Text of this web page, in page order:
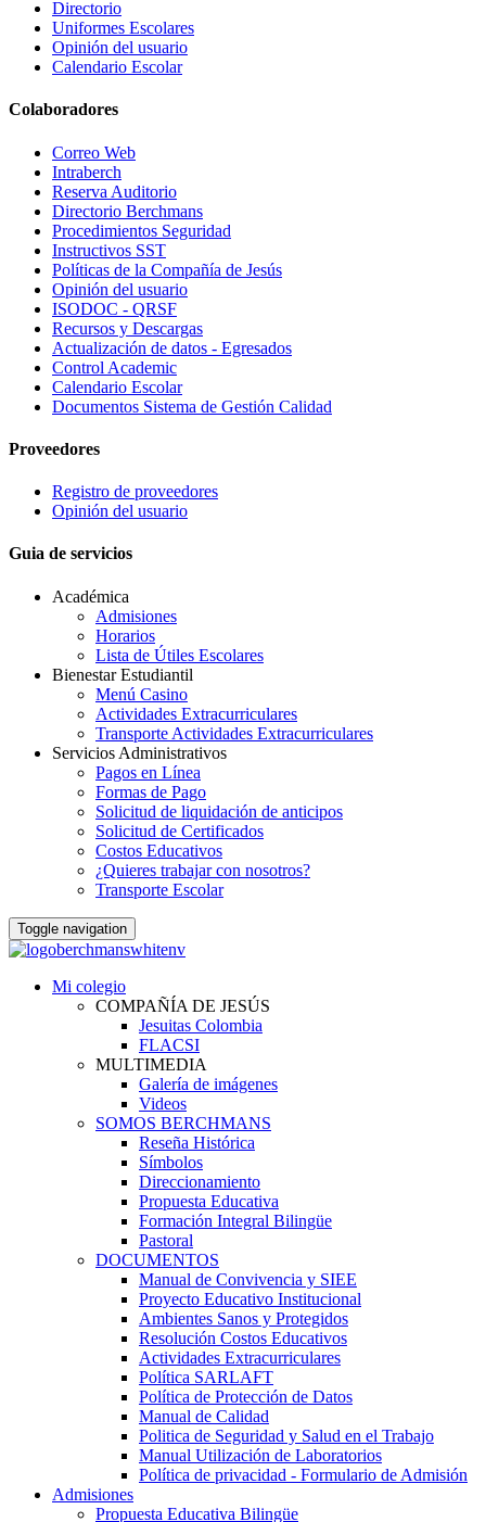
Directorio
Uniformes Escolares
Opinión del usuario
Calendario Escolar
Colaboradores
Correo Web
Intraberch
Reserva Auditorio
Directorio Berchmans
Procedimientos Seguridad
Instructivos SST
Políticas de la Compañía de Jesús
Opinión del usuario
ISODOC - QRSF
Recursos y Descargas
Actualización de datos - Egresados
Control Academic
Calendario Escolar
Documentos Sistema de Gestión Calidad
Proveedores
Registro de proveedores
Opinión del usuario
Guia de servicios
Académica
Admisiones
Horarios
Lista de Útiles Escolares
Bienestar Estudiantil
Menú Casino
Actividades Extracurriculares
Transporte Actividades Extracurriculares
Servicios Administrativos
Pagos en Línea
Formas de Pago
Solicitud de liquidación de anticipos
Solicitud de Certificados
Costos Educativos
¿Quieres trabajar con nosotros?
Transporte Escolar
Toggle navigation
Mi colegio
COMPAÑÍA DE JESÚS
Jesuitas Colombia
FLACSI
MULTIMEDIA
Galería de imágenes
Videos
SOMOS BERCHMANS
Reseña Histórica
Símbolos
Direccionamiento
Propuesta Educativa
Formación Integral Bilingüe
Pastoral
DOCUMENTOS
Manual de Convivencia y SIEE
Proyecto Educativo Institucional
Ambientes Sanos y Protegidos
Resolución Costos Educativos
Actividades Extracurriculares
Política SARLAFT
Política de Protección de Datos
Manual de Calidad
Politica de Seguridad y Salud en el Trabajo
Manual Utilización de Laboratorios
Política de privacidad - Formulario de Admisión
Admisiones
Propuesta Educativa Bilingüe